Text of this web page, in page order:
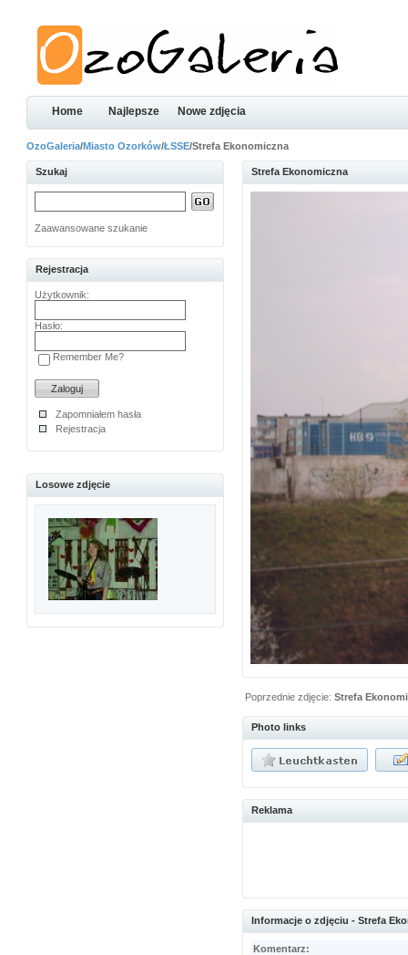
Home Najlepsze Nowe zdjęcia
OzoGaleria/Miasto Ozorków/ŁSSE/Strefa Ekonomiczna
Szukaj
Zaawansowane szukanie
Rejestracja
Użytkownik:
Hasło:
Remember Me?
Zapomniałem hasła
Rejestracja
Losowe zdjęcie
Strefa Ekonomiczna
Poprzednie zdjęcie:Strefa
Photo links
Reklama
Informacje o zdjęciu - Strefa
Komentarz: